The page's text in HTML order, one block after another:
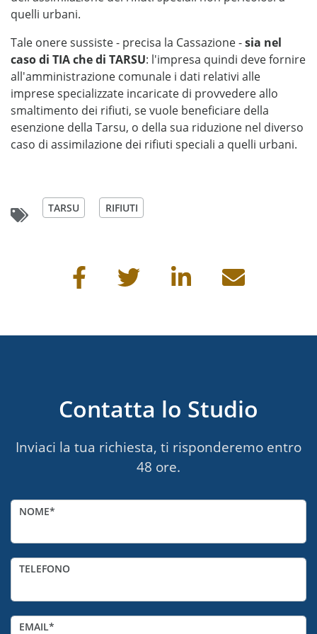
quelli urbani.
Tale onere sussiste - precisa la Cassazione -sia nel
caso di TIA che di TARSU: l'impresa quindi deve fornire
all'amministrazione comunale i dati relativi alle
imprese specializzate incaricate di provvedere allo
smaltimento dei rifiuti, se vuole beneficiare della
esenzione della Tarsu, o della sua riduzione nel diverso
caso di assimilazione dei rifiuti speciali a quelli urbani.
TARSU RIFIUTI
Condividi questa pagina
Contatta lo Studio
Inviaci la tua richiesta, ti risponderemo entro
48 ore.
NOME
TELEFONO
EMAIL